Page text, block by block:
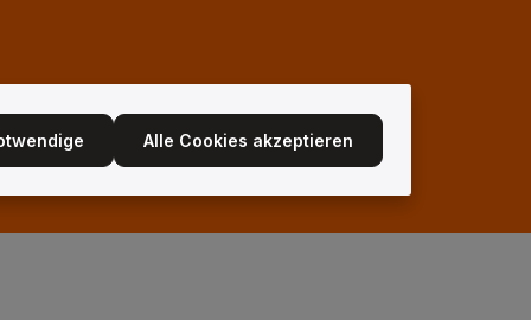
Alle Cookies akzeptieren